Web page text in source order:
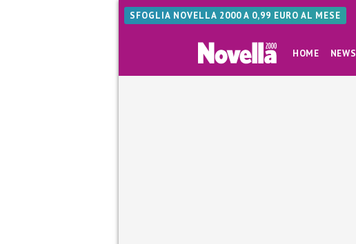
SFOGLIA NOVELLA 2000 A 0,99 EURO AL MESE
HOME NEWS